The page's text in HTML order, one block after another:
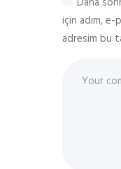
için adım,
adresim bu